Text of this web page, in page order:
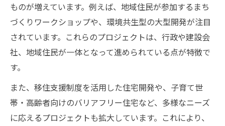
ものが増えています。例えば、地域住民が参加するまち
づくりワークショップや、環境共生型の大型開発が注目
されています。これらのプロジェクトは、行政や建設会
社、地域住民が一体となって進められている点が特徴で
す。
また、移住支援制度を活用した住宅開発や、子育て世
帯・高齢者向けのバリアフリー住宅など、多様なニーズ
に応えるプロジェクトも拡大しています。これにより、